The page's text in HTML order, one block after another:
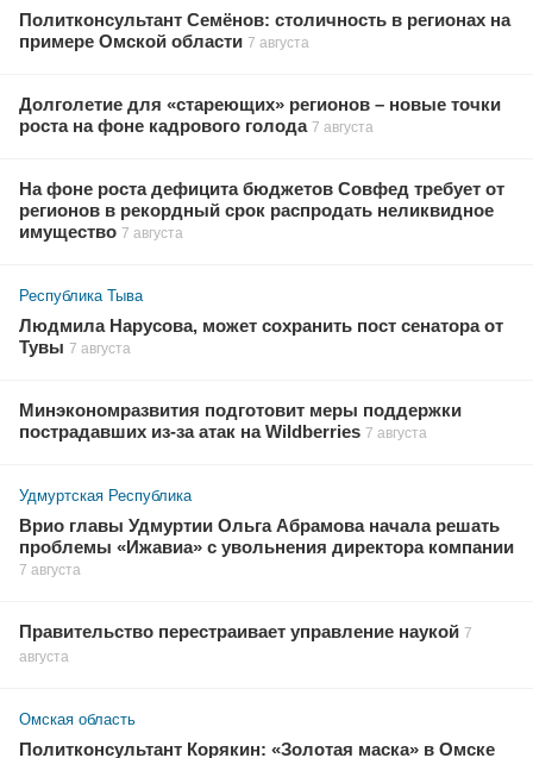
Политконсультант Семёнов: столичность в регионах на
примере Омской области 7 августа
Долголетие для «стареющих» регионов – новые точки
роста на фоне кадрового голода 7 августа
На фоне роста дефицита бюджетов Совфед требует от
регионов в рекордный срок распродать неликвидное
имущество 7 августа
Республика Тыва
Людмила Нарусова, может сохранить пост сенатора от
Тувы 7 августа
Минэкономразвития подготовит меры поддержки
пострадавших из-за атак на Wildberries 7 августа
Удмуртская Республика
Врио главы Удмуртии Ольга Абрамова начала решать
проблемы «Ижавиа» с увольнения директора компании
7 августа
Правительство перестраивает управление наукой 7
августа
Омская область
Политконсультант Корякин: «Золотая маска» в Омске